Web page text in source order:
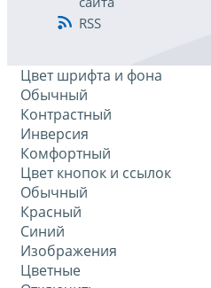
RSS
Цвет шрифта и фона
Обычный
Контрастный
Инверсия
Комфортный
Цвет кнопок и ссылок
Обычный
Красный
Синий
Изображения
Цветные